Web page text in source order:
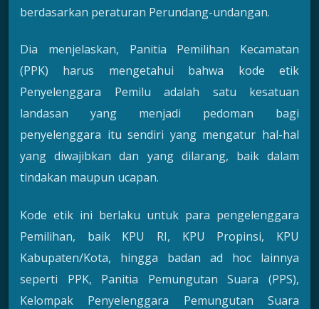
berdasarkan peraturan Perundang-undangan.
Dia menjelaskan, Panitia Pemilihan Kecamatan
(PPK) harus mengetahui bahwa kode etik
Penyelenggara Pemilu adalah satu kesatuan
landasan yang menjadi pedoman bagi
penyelenggara itu sendiri yang mengatur hal-hal
yang diwajibkan dan yang dilarang, baik dalam
tindakan maupun ucapan.
Kode etik ini berlaku untuk para pengelenggara
Pemilihan, baik KPU RI, KPU Propinsi, KPU
Kabupaten/Kota, hingga badan ad hoc lainnya
seperti PPK, Panitia Pemungutan Suara (PPS),
Kelompak Penyelenggara Pemungutan Suara